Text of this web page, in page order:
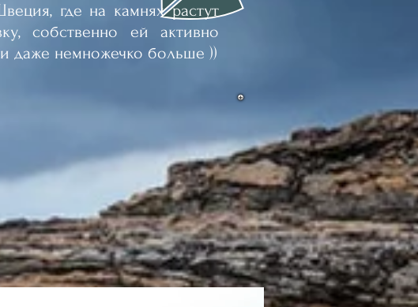
где на камнях растут
собственно ей активно
даже немножечко больше ))